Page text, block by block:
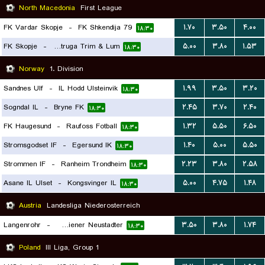
North Macedonia First League
FK Vardar Skopje - FK Shkendija 79 ۱۸:۳۰ ۱.۷۰ ۳.۵۰
۴.۰۰
FK Skopje - FC Struga Trim & Lum ۱۸:۳۰ ۵.۰۰ ۳.۸۰
۱.۵۳
Norway 1. Division
Sandnes Ulf - IL Hodd Ulsteinvik ۱۸:۳۰ ۱.۹۹ ۳.۵۰
۳.۲۰
Sogndal IL - Bryne FK ۱۸:۳۰ ۲.۴۵ ۳.۷۰
۲.۴۰
FK Haugesund - Raufoss Fotball ۱۸:۳۰ ۱.۳۲ ۵.۵۰
۶.۵۰
Stromsgodset IF - Egersund IK ۱۸:۳۰ ۱.۴۰ ۵.۰۰
۵.۵۰
Strommen IF - Ranheim Trondheim ۱۸:۳۰ ۲.۲۳ ۳.۸۰
۲.۵۸
Asane IL Ulset - Kongsvinger IL ۱۸:۳۰ ۵.۰۰ ۴.۷۵
۱.۴۸
Austria Landesliga Niederosterreich
Langenrohr - SC Wiener Neustadter ۱۸:۳۰ ۳.۵۰ ۳.۸۰
۱.۷۴
Poland III Liga, Group 1